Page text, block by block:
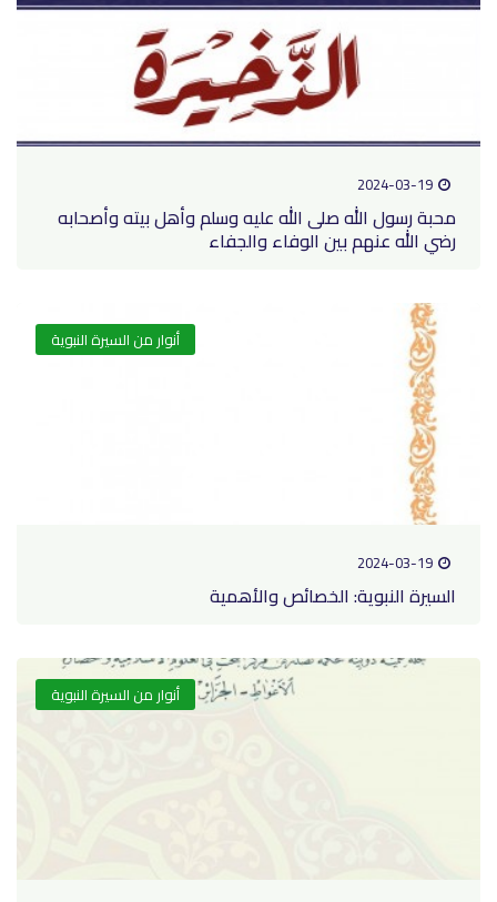
2024-03-19
محبة رسول الله صلى الله عليه وسلم وأهل بيته وأصحابه
رضي الله عنهم بين الوفاء والجفاء
أنوار من السيرة النبوية
2024-03-19
السيرة النبوية: الخصائص والأهمية
أنوار من السيرة النبوية